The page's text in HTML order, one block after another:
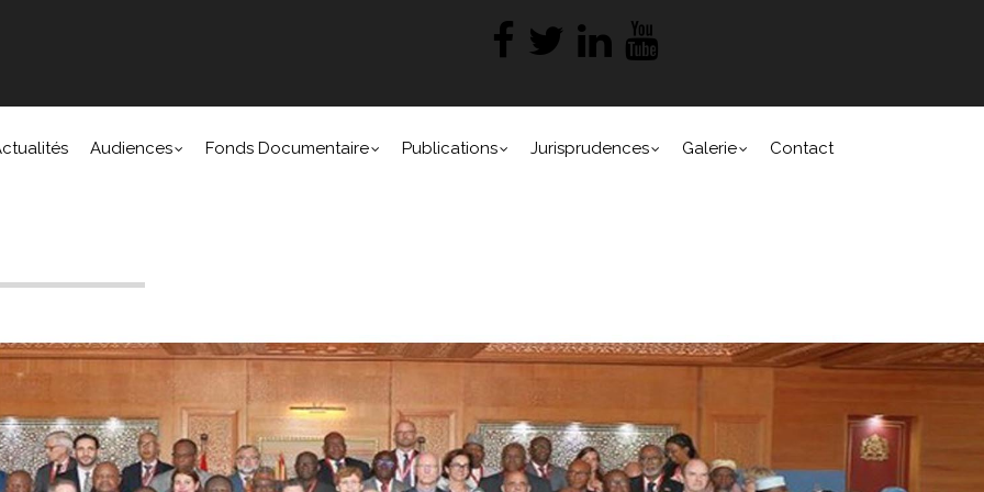
Audiences Fonds Documentaire Publications Jurisprudences Galerie Contact